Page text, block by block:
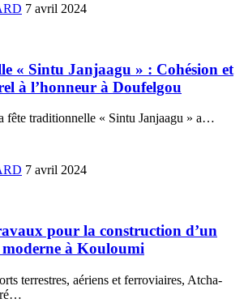
7 avril 2024
« Sintu Janjaagu » : Cohésion et
à l’honneur à Doufelgou
fête traditionnelle « Sintu Janjaagu » a…
7 avril 2024
pour la construction d’un
à Kouloumi
terrestres, aériens et ferroviaires, Atcha-
…